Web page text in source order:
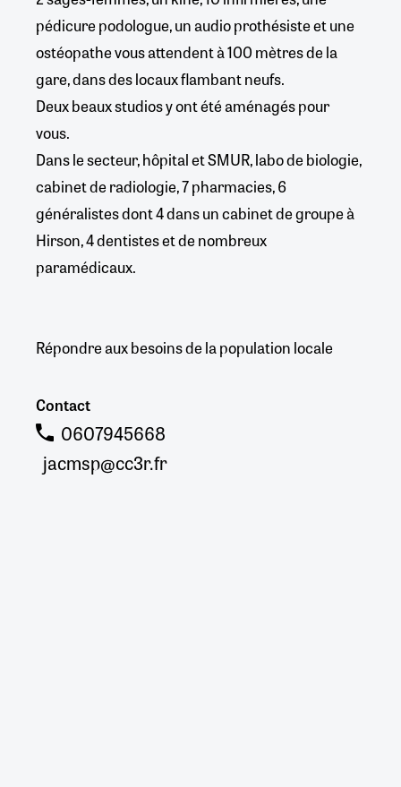
pédicure podologue, un audio prothésiste et une
ostéopathe vous attendent à 100 mètres de la
gare, dans des locaux flambant neufs.
Deux beaux studios y ont été aménagés pour
vous.
Dans le secteur, hôpital et SMUR, labo de biologie,
cabinet de radiologie, 7 pharmacies, 6
généralistes dont 4 dans un cabinet de groupe à
Hirson, 4 dentistes et de nombreux
paramédicaux.
Répondre aux besoins de la population locale
Contact
0607945668
jacmsp@cc3r.fr